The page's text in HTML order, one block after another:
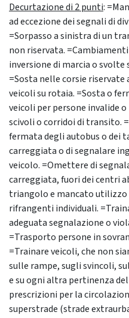
Decurtazione di 2 punti:
ad eccezione dei segnali di
=Sorpasso a sinistra di un
non riservata.
inversione di marcia o svolte
=Sosta nelle corsie
veicoli su rotaia. =Sosta o
veicoli per persone invalide
scivoli o corridoi di transito.
fermata degli autobus o dei
carreggiata o di segnalare
veicolo. =Omettere di
carreggiata, fuori dei centri
triangolo e mancato
rifrangenti individuali.
adeguata segnalazione o
=Trasporto persone in
=Trainare veicoli, che non
sulle rampe, sugli svincoli,
e su ogni altra pertinenza
prescrizioni per la
superstrade (strade